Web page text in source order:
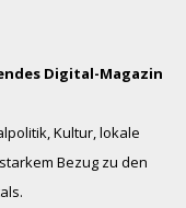
Digital-Magazin
Kultur, lokale
Bezug zu den